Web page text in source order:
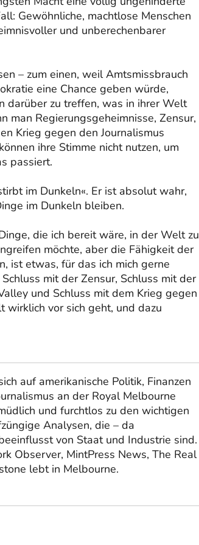
Gewöhnliche, machtlose Menschen
und unberechenbarer
– zum einen, weil Amtsmissbrauch
eine Chance geben würde,
darüber zu treffen, was in ihrer Welt
man Regierungsgeheimnisse, Zensur,
Krieg gegen den Journalismus
ihre Stimme nicht nutzen, um
passiert.
im Dunkeln«. Er ist absolut wahr,
im Dunkeln bleiben.
die ich bereit wäre, in der Welt zu
möchte, aber die Fähigkeit der
ist etwas, für das ich mich gerne
mit der Zensur, Schluss mit der
und Schluss mit dem Krieg gegen
wirklich vor sich geht, und dazu
auf amerikanische Politik, Finanzen
an der Royal Melbourne
und furchtlos zu den wichtigen
Analysen, die – da
von Staat und Industrie sind.
Observer, MintPress News, The Real
lebt in Melbourne.